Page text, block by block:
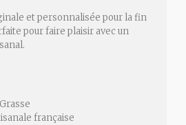
et personnalisée pour la fin
pour faire plaisir avec un
française